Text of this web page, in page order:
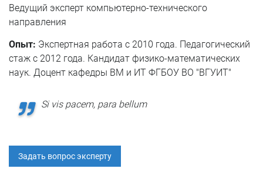
Ведущий эксперт компьютерно-технического
направления
Опыт: Экспертная работа с 2010 года. Педагогический
стаж с 2012 года. Кандидат физико-математических
наук. Доцент кафедры ВМ и ИТ ФГБОУ ВО "ВГУИТ"
Si vis pacem, para bellum
Задать вопрос эксперту